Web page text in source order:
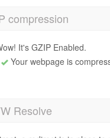
compression
It's GZIP Enabled.
Your webpage is
Resolve